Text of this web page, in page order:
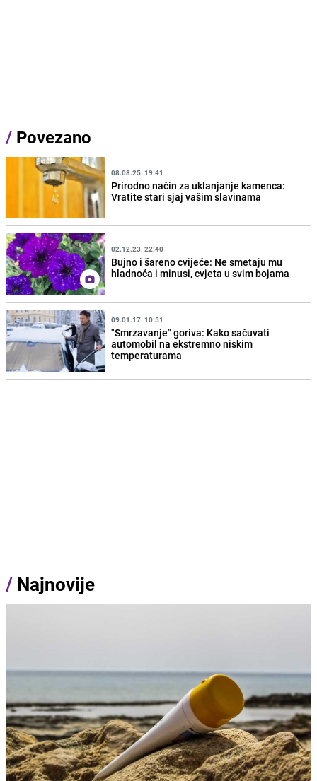
/ Povezano
08.08.25. 19:41
Prirodno način za uklanjanje kamenca:
Vratite stari sjaj vašim slavinama
02.12.23. 22:40
Bujno i šareno cvijeće: Ne smetaju mu
hladnoća i minusi, cvjeta u svim bojama
09.01.17. 10:51
"Smrzavanje" goriva: Kako sačuvati
automobil na ekstremno niskim
temperaturama
/ Najnovije